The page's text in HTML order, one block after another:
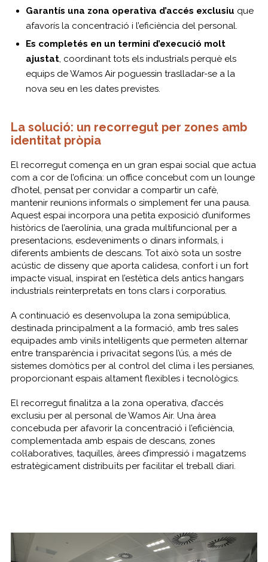
Garantís una zona operativa d’accés exclusiu que
afavorís la concentració i l’eficiència del personal.
Es completés en un termini d’execució molt
ajustat, coordinant tots els industrials perquè els
equips de Wamos Air poguessin traslladar-se a la
nova seu en les dates previstes.
La solució: un recorregut per zones amb
identitat pròpia
El recorregut comença en un gran espai social que actua
com a cor de l’oficina: un office concebut com un lounge
d’hotel, pensat per convidar a compartir un cafè,
mantenir reunions informals o simplement fer una pausa.
Aquest espai incorpora una petita exposició d’uniformes
històrics de l’aerolínia, una grada multifuncional per a
presentacions, esdeveniments o dinars informals, i
diferents ambients de descans. Tot això sota un sostre
acústic de disseny que aporta calidesa, confort i un fort
impacte visual, inspirat en l’estètica dels antics hangars
industrials reinterpretats en tons clars i corporatius.
A continuació es desenvolupa la zona semipública,
destinada principalment a la formació, amb tres sales
equipades amb vinils intel·ligents que permeten alternar
entre transparència i privacitat segons l’ús, a més de
sistemes domòtics per al control del clima i les persianes,
proporcionant espais altament flexibles i tecnològics.
El recorregut finalitza a la zona operativa, d’accés
exclusiu per al personal de Wamos Air. Una àrea
concebuda per afavorir la concentració i l’eficiència,
complementada amb espais de descans, zones
col·laboratives, taquilles, àrees d’impressió i magatzems
estratègicament distribuïts per facilitar el treball diari.